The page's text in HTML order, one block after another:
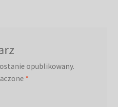
opublikowany.
*